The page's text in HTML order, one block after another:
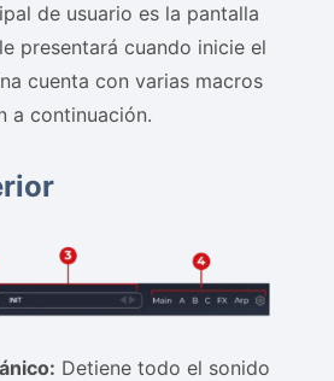
de usuario es la pantalla
presentará cuando inicie el
cuenta con varias macros
a continuación.
Detiene todo el sonido